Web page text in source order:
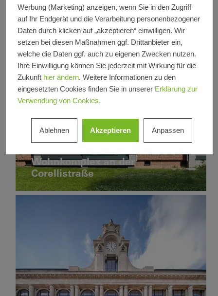
Quartier und
Mischnutzung
Neubau
LEED
Außergewöhnliche
Fenster
Fassaden
Deutschlandhaus
Mehrfamilienhaus
Sanierung
Deutschland
Wohnkomplex an der
Corellistraße
Werbung (Marketing) anzeigen, wenn Sie in den Zugriff
auf Ihr Endgerät und die Verarbeitung personenbezogener
Daten durch klicken auf „akzeptieren“ einwilligen. Wir
setzen bei diesen Maßnahmen ggf. Drittanbieter ein,
welche die Daten ggf. auch zu eigenen Zwecken nutzen.
Ihre Einwilligung können Sie jederzeit mit Wirkung für die
Zukunft hier ändern. Weitere Informationen zu den
eingesetzten Cookies finden Sie in unserer Erklärung zur
Verwendung von Cookies.
Ablehnen Akzeptieren Anpassen